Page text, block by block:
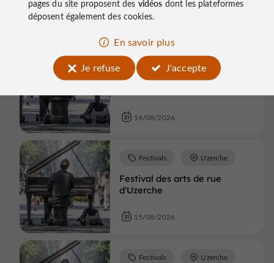
Festival Dec'Ouvrir :
SANSEVERINO et Lise
CABARET, Thierry BECCARO,
14/08/2026
Festival des arts de rue
d'Uzerche
Festivals Uzerche
15/08/2026
Festivals Uzerche
pages du site proposent des vidéos dont les plateformes
déposent également des cookies.
En savoir plus
Je refuse
J'accepte